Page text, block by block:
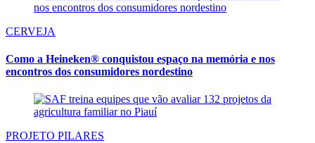
CERVEJA
Como a Heineken® conquistou espaço na memória e nos
encontros dos consumidores nordestino
PROJETO PILARES